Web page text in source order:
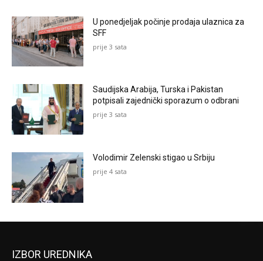
U ponedjeljak počinje prodaja ulaznica za
SFF
prije 3 sata
Saudijska Arabija, Turska i Pakistan
potpisali zajednički sporazum o odbrani
prije 3 sata
Volodimir Zelenski stigao u Srbiju
prije 4 sata
IZBOR UREDNIKA